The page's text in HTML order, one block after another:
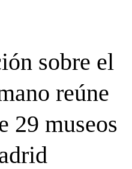
sobre el
reúne
29 museos